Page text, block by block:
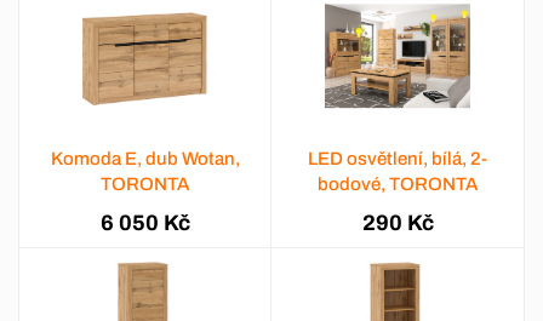
Komoda E, dub Wotan,
TORONTA
6 050 Kč
LED osvětlení, bílá, 2-
bodové, TORONTA
290 Kč